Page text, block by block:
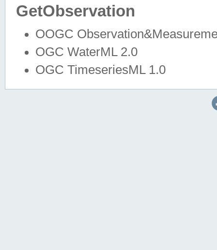
GetObservation
OOGC
OGC WaterML 2.0
OGC TimeseriesML 1.0